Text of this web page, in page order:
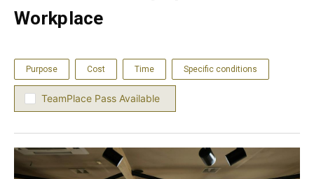
Workplace
Purpose Cost Time Specific conditions
TeamPlace Pass Available